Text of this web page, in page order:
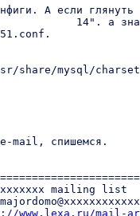
А если
14". а
share/mysql/
mail, спишемся.
www.lexa.ru/mail-